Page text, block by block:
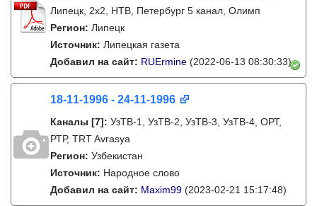
Липецк, 2х2, НТВ, Петербург 5 канал, Олимп
Регион: Липецк
Источник: Липецкая газета
Добавил на сайт: RUErmine (2022-06-13 08:30:33)
18-11-1996 - 24-11-1996
Каналы [7]: УзТВ-1, УзТВ-2, УзТВ-3, УзТВ-4, ОРТ,
РТР, TRT Avrasya
Регион: Узбекистан
Источник: Народное слово
Добавил на сайт: Maxim99 (2023-02-21 15:17:48)